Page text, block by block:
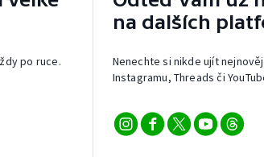
po ruce.
na dalších
Nenechte si nikde ujít
Instagramu, Threads či